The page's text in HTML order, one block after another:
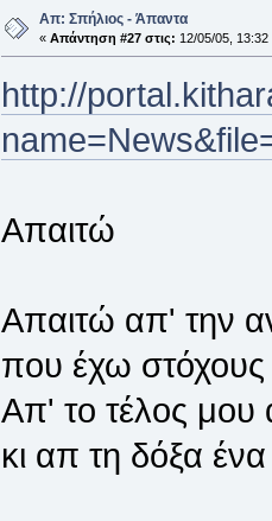
Απ: Σπήλιος - Άπαντα
« Απάντηση #27 στις: 12/05/05, 13:32
http://
Απαιτώ
Απαιτώ απ' την
που έχω
Απ' το τέλος μου
κι απ τη δόξα